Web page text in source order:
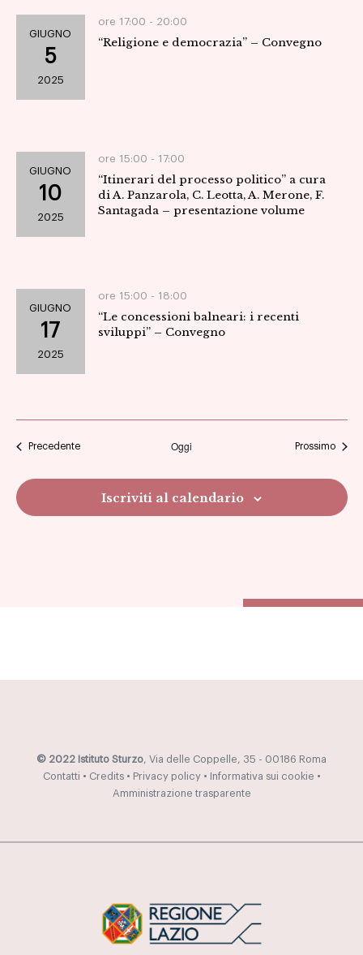
GIUGNO
5
2025
ore 17:00 - 20:00
“Religione e democrazia” – Convegno
GIUGNO
10
2025
ore 15:00 - 17:00
“Itinerari del processo politico” a cura
di A. Panzarola, C. Leotta, A. Merone, F.
Santagada – presentazione volume
GIUGNO
17
2025
ore 15:00 - 18:00
“Le concessioni balneari: i recenti
sviluppi” – Convegno
PrecedenteEventi Oggi ProssimoEventi
Iscriviti al calendario
© 2022 Istituto Sturzo, Via delle Coppelle, 35 - 00186 Roma
Contatti • Credits• Privacy policy• Informativa sui cookie •
Amministrazione trasparente